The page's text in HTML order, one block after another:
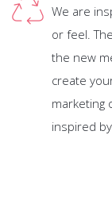
We are
or feel.
the new
create
marketing
inspired